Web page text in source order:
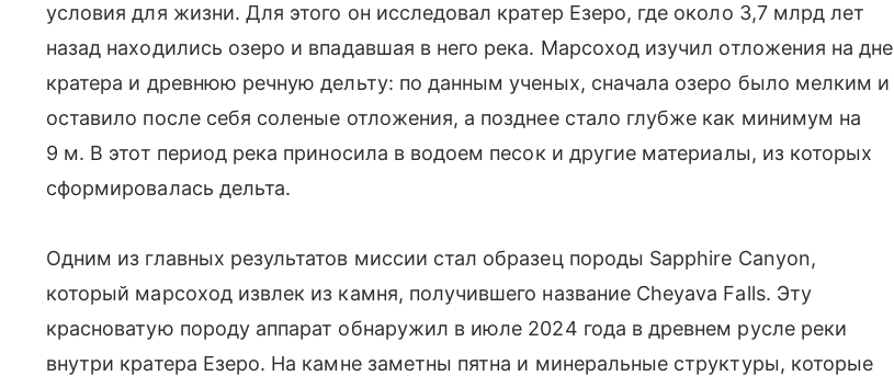
условия для жизни. Для этого он исследовал кратер Езеро, где около 3,7 млрд лет
назад находились озеро и впадавшая в него река. Марсоход изучил отложения на дне
кратера и древнюю речную дельту: по данным ученых, сначала озеро было мелким и
оставило после себя соленые отложения, а позднее стало глубже как минимум на
9 м. В этот период река приносила в водоем песок и другие материалы, из которых
сформировалась дельта.
Одним из главных результатов миссии стал образец породы Sapphire Canyon,
который марсоход извлек из камня, получившего название Cheyava Falls. Эту
красноватую породу аппарат обнаружил в июле 2024 года в древнем русле реки
внутри кратера Езеро. На камне заметны пятна и минеральные структуры, которые